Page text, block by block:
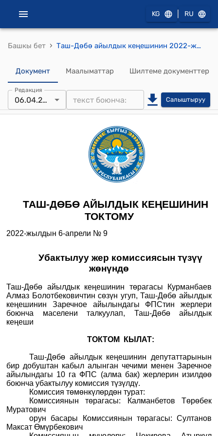
KG RU
Башкы бет › Таш-Дөбө айылдык кеңешинин 2022-жылдын 6-апрели № 9 "Убактылуу жер комиссиясын түзүү жөнүндө" токтому
Документ Маалыматтар Шилтеме документтер
Редакция
06.04.2022 Салыштыруу